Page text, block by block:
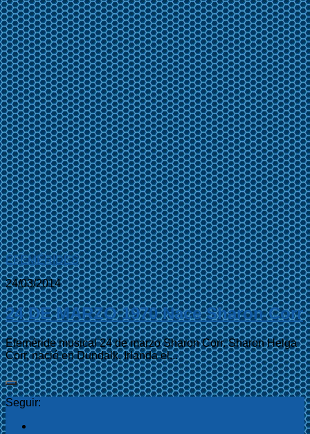
EFEMÉRIDES
24/03/2014
24 DE MARZO 1970 Nace Sharon Corr
Efeméride musical 24 de marzo Sharon Corr. Sharon Helga
Corr, nació en Dundalk, Irlanda el...
Seguir: